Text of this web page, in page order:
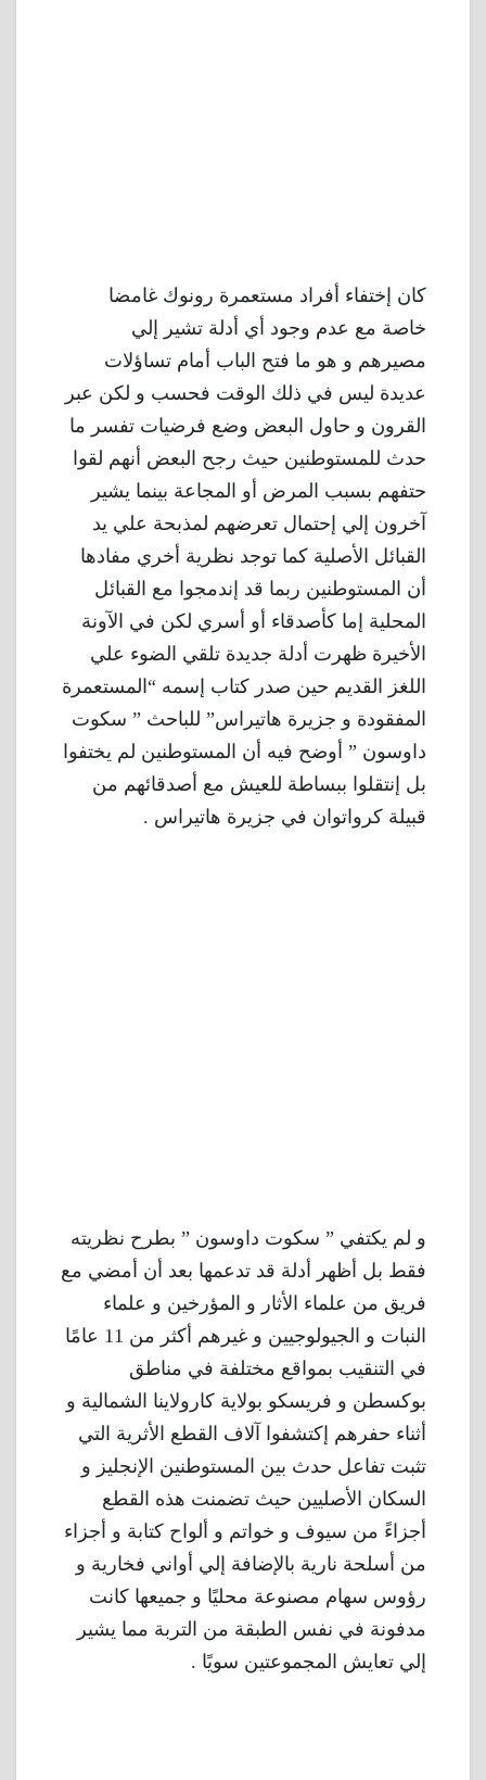
كان إختفاء أفراد مستعمرة رونوك غامضا
خاصة مع عدم وجود أي أدلة تشير إلي
مصيرهم و هو ما فتح الباب أمام تساؤلات
عديدة ليس في ذلك الوقت فحسب و لكن عبر
القرون و حاول البعض وضع فرضيات تفسر ما
حدث للمستوطنين حيث رجح البعض أنهم لقوا
حتفهم بسبب المرض أو المجاعة بينما يشير
آخرون إلي إحتمال تعرضهم لمذبحة علي يد
القبائل الأصلية كما توجد نظرية أخري مفادها
أن المستوطنين ربما قد إندمجوا مع القبائل
المحلية إما كأصدقاء أو أسري لكن في الآونة
الأخيرة ظهرت أدلة جديدة تلقي الضوء علي
اللغز القديم حين صدر كتاب إسمه “المستعمرة
المفقودة و جزيرة هاتيراس” للباحث ” سكوت
داوسون ” أوضح فيه أن المستوطنين لم يختفوا
بل إنتقلوا ببساطة للعيش مع أصدقائهم من
قبيلة كرواتوان في جزيرة هاتيراس .
و لم يكتفي ” سكوت داوسون ” بطرح نظريته
فقط بل أظهر أدلة قد تدعمها بعد أن أمضي مع
فريق من علماء الأثار و المؤرخين و علماء
النبات و الجيولوجيين و غيرهم أكثر من 11 عامًا
في التنقيب بمواقع مختلفة في مناطق
بوكسطن و فريسكو بولاية كارولاينا الشمالية و
أثناء حفرهم إكتشفوا آلاف القطع الأثرية التي
تثبت تفاعل حدث بين المستوطنين الإنجليز و
السكان الأصليين حيث تضمنت هذه القطع
أجزاءً من سيوف و خواتم و ألواح كتابة و أجزاء
من أسلحة نارية بالإضافة إلي أواني فخارية و
رؤوس سهام مصنوعة محليًا و جميعها كانت
مدفونة في نفس الطبقة من التربة مما يشير
إلي تعايش المجموعتين سويًا .